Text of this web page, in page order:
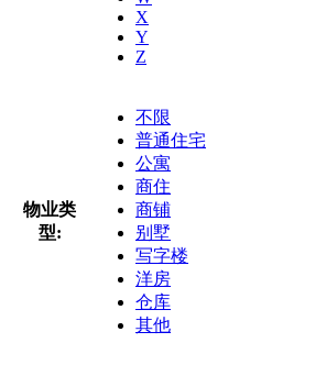
X
Y
Z
物业类
型:
不限
普通住宅
公寓
商住
商铺
别墅
写字楼
洋房
仓库
其他